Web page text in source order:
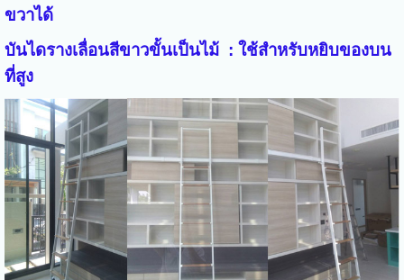
ขวาได้
บันไดรางเลื่อนสีขาวขั้นเป็นไม้ : ใช้สำหรับหยิบของบน
ที่สูง